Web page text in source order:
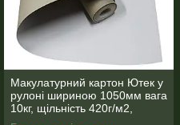
Макулатурний картон Ютек у
рулоні шириною 1050мм вага
10кг, щільність 420г/м2,
товщина картону 0,6 мм